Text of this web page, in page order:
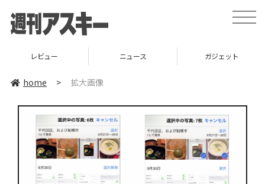
toggle
レビュー ニュース ガジェット
home > 拡大画像